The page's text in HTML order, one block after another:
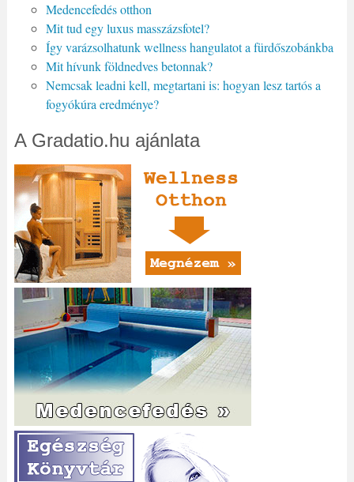
Medencefedés otthon
Mit tud egy luxus masszázsfotel?
Így varázsolhatunk wellness hangulatot a fürdőszobánkba
Mit hívunk földnedves betonnak?
Nemcsak leadni kell, megtartani is: hogyan lesz tartós a
fogyókúra eredménye?
A Gradatio.hu ajánlata